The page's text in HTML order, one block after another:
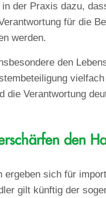
der Praxis dazu,
für die
werden.
den
die Verantwortung
den
ergeben sich für
gilt künftig der